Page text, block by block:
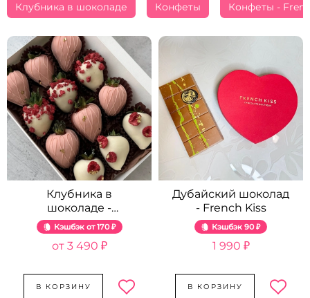
Клубника в шоколаде Конфеты Конфеты -
Клубника в
шоколаде -
Розовый жемчуг
Кэшбэк 170 ₽
3 490 ₽
В КОРЗИНУ
Дубайский шоколад
- French Kiss
Кэшбэк 90 ₽
1 990 ₽
В КОРЗИНУ